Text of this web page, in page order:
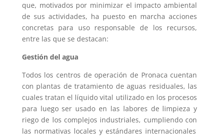
que, motivados por minimizar el impacto ambiental
de sus actividades, ha puesto en marcha acciones
concretas para uso responsable de los recursos,
entre las que se destacan:
Gestión del agua
Todos los centros de operación de Pronaca cuentan
con plantas de tratamiento de aguas residuales, las
cuales tratan el líquido vital utilizado en los procesos
para luego ser usado en las labores de limpieza y
riego de los complejos industriales, cumpliendo con
las normativas locales y estándares internacionales